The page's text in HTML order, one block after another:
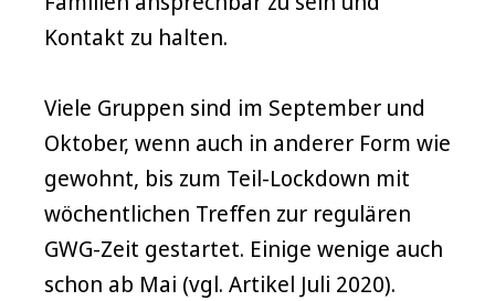
Kontakt zu halten.
Viele Gruppen sind im September und
Oktober, wenn auch in anderer Form wie
gewohnt, bis zum Teil-Lockdown mit
wöchentlichen Treffen zur regulären
GWG-Zeit gestartet. Einige wenige auch
schon ab Mai (vgl. Artikel Juli 2020).